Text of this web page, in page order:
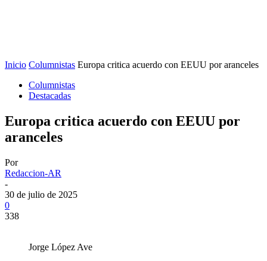
Inicio Columnistas Europa critica acuerdo con EEUU por aranceles
Columnistas
Destacadas
Europa critica acuerdo con EEUU por
aranceles
Por
Redaccion-AR
-
30 de julio de 2025
0
338
Jorge López Ave